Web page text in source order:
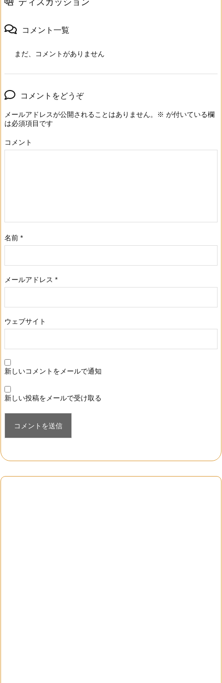
コメント一覧
まだ、コメントがありません
コメントをどうぞ
メールアドレスが公開されることはありません。 ※ が付いている欄
は必須項目です
コメント
名前 *
メールアドレス *
ウェブサイト
新しいコメントをメールで通知
新しい投稿をメールで受け取る